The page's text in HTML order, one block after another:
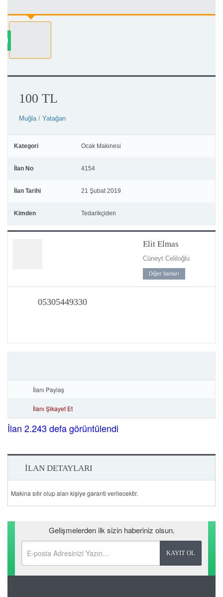
100 TL
Muğla/ Yatağan
Kategori Ocak Makinesi
İlan No 4154
İlan Tarihi 21 Şubat 2019
Kimden Tedarikçiden
Elit Elmas
Cüneyt Celiloğlu
Diğer İlanları
05305449330
İlanı Paylaş
İlanı Şikayet Et
İlan 2.243 defa görüntülendi
İLAN DETAYLARI
Makina sıfır olup alan kişiye garanti verilecektir.
Gelişmelerden ilk sizin haberiniz olsun.